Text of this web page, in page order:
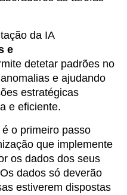
da IA
e
detetar padrões no
e ajudando
estratégicas
e eficiente.
é o primeiro passo
que implemente
os dados dos seus
dados só deverão
estiverem dispostas